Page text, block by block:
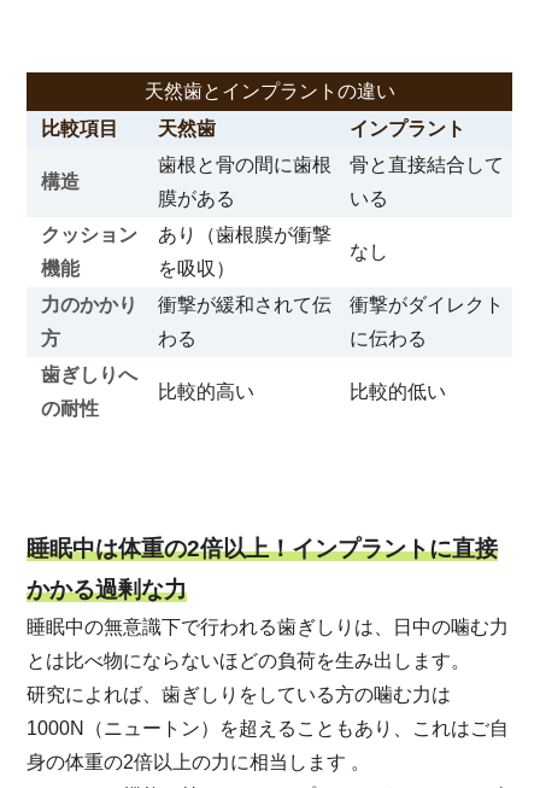
天然歯とインプラントの違い
比較項目
天然歯 インプラント
構造
歯根と骨の間に歯根
膜がある
骨と直接結合して
いる
クッション
機能
あり（歯根膜が衝撃
を吸収）
なし
力のかかり
方
衝撃が緩和されて伝
わる
衝撃がダイレクト
に伝わる
歯ぎしりへ
の耐性
比較的高い 比較的低い
睡眠中は体重の2倍以上！インプラントに直接
かかる過剰な力
睡眠中の無意識下で行われる歯ぎしりは、日中の噛む力
とは比べ物にならないほどの負荷を生み出します。
研究によれば、歯ぎしりをしている方の噛む力は
1000N（ニュートン）を超えることもあり、これはご自
身の体重の2倍以上の力に相当します 。